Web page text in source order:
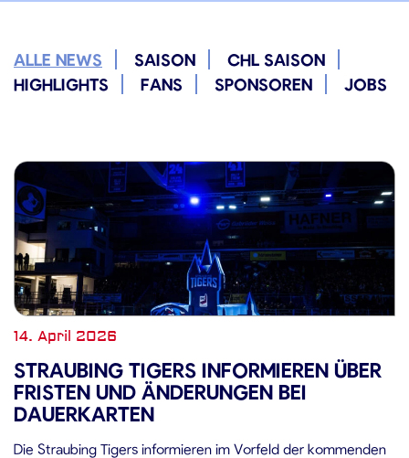
ALLE NEWS SAISON
CHL SAISON
HIGHLIGHTS
FANS SPONSOREN JOBS
14. April 2026
STRAUBING TIGERS INFORMIEREN ÜBER
FRISTEN UND ÄNDERUNGEN BEI
DAUERKARTEN
Die Straubing Tigers informieren im Vorfeld der kommenden